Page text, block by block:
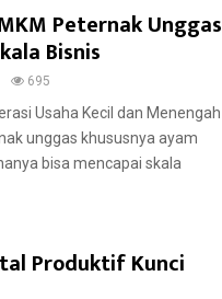
Peternak Unggas
Bisnis
695
Usaha Kecil dan Menengah
unggas khususnya ayam
bisa mencapai skala
Produktif Kunci